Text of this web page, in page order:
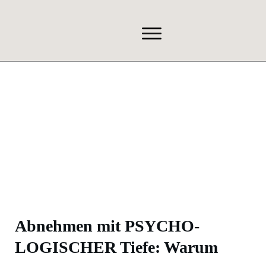
Abnehmen mit PSYCHO-
LOGISCHER Tiefe: Warum